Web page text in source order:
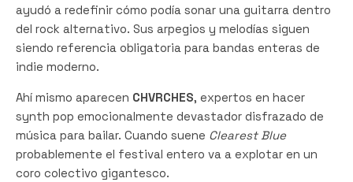
ayudó a redefinir cómo podía sonar una guitarra dentro
del rock alternativo. Sus arpegios y melodías siguen
siendo referencia obligatoria para bandas enteras de
indie moderno.
Ahí mismo aparecen CHVRCHES, expertos en hacer
synth pop emocionalmente devastador disfrazado de
música para bailar. Cuando suene Clearest Blue
probablemente el festival entero va a explotar en un
coro colectivo gigantesco.